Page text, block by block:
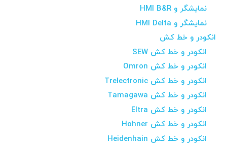
نمایشگر و HMI B&R
نمایشگر و HMI Delta
انکودر و خط کش
انکودر و خط کش SEW
انکودر و خط کش Omron
انکودر و خط کش Trelectronic
انکودر و خط کش Tamagawa
انکودر و خط کش Eltra
انکودر و خط کش Hohner
انکودر و خط کش Heidenhain